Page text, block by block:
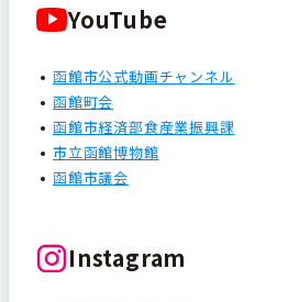
YouTube
函館市公式動画チャンネル
函館町会
函館市経済部食産業振興課
市立函館博物館
函館市議会
Instagram